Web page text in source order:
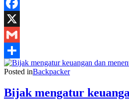
Facebook
X
Gmail
Share
Posted inBackpacker
Bijak mengatur